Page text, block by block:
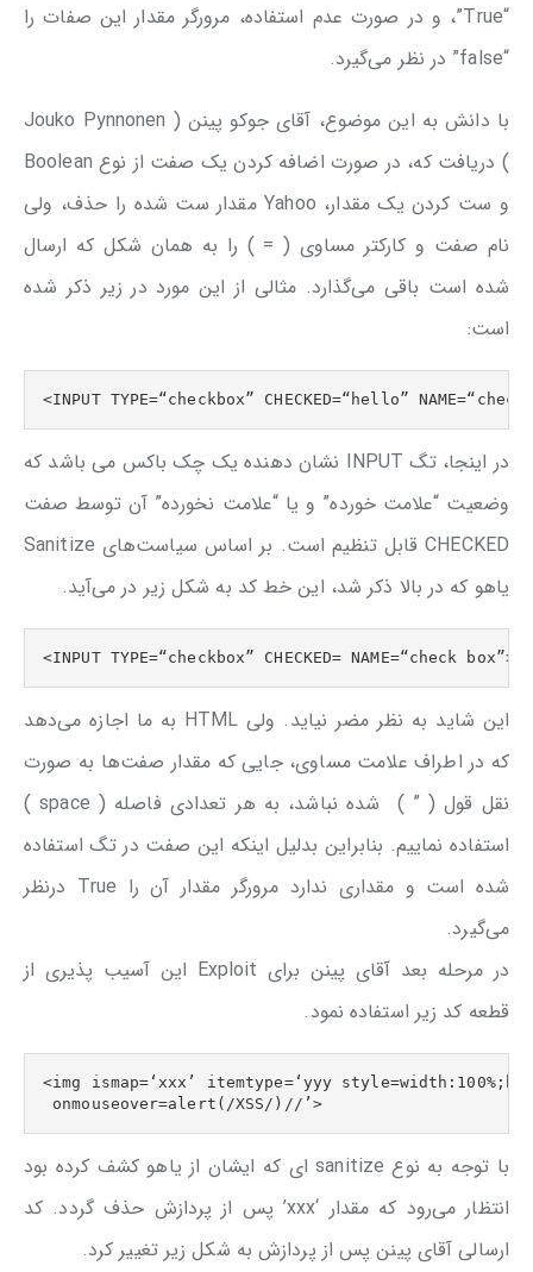
“True”، و در صورت عدم استفاده، مرورگر مقدار این صفات را
“false” در نظر می‌گیرد.
با دانش به این موضوع، آقای جوکو پینن ( Jouko Pynnonen
) دریافت که، در صورت اضافه کردن یک صفت از نوع Boolean
و ست کردن یک مقدار، Yahoo مقدار ست شده را حذف، ولی
نام صفت و کارکتر مساوی ( = ) را به همان شکل که ارسال
شده است باقی می‌گذارد. مثالی از این مورد در زیر ذکر شده
است:
<INPUT TYPE=“checkbox” CHECKED=“hello”
در اینجا، تگ INPUT نشان دهنده یک چک باکس می باشد که
وضعیت “علامت خورده” و یا “علامت نخورده” آن توسط صفت
CHECKED قابل تنظیم است. بر اساس سیاست‌های Sanitize
یاهو که در بالا ذکر شد، این خط کد به شکل زیر در می‌آید.
<INPUT TYPE=“checkbox” CHECKED= NAME=“check box”>
این شاید به نظر مضر نیاید. ولی HTML به ما اجازه می‌دهد
که در اطراف علامت مساوی، جایی که مقدار صفت‌ها به صورت
نقل قول ( ” ) شده نباشد، به هر تعدادی فاصله ( space )
استفاده نماییم. بنابراین بدلیل اینکه این صفت در تگ استفاده
شده است و مقداری ندارد مرورگر مقدار آن را True درنظر
می‌گیرد.
در مرحله بعد آقای پینن برای Exploit این آسیب پذیری از
قطعه کد زیر استفاده نمود.
<img ismap=‘xxx’ itemtype=‘yyy
onmouseover=alert(/XSS/)//’>
با توجه به نوع sanitize ای که ایشان از یاهو کشف کرده بود
انتظار می‌رود که مقدار ‘xxx’ پس از پردازش حذف گردد. کد
ارسالی آقای پینن پس از پردازش به شکل زیر تغییر کرد.